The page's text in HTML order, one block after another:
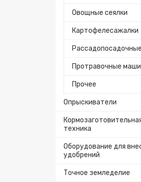
Овощные сеялки
Картофелесажалки
Протравочные
Прочее
Опрыскиватели
техника
Оборудование для
удобрений
Точное земледелие